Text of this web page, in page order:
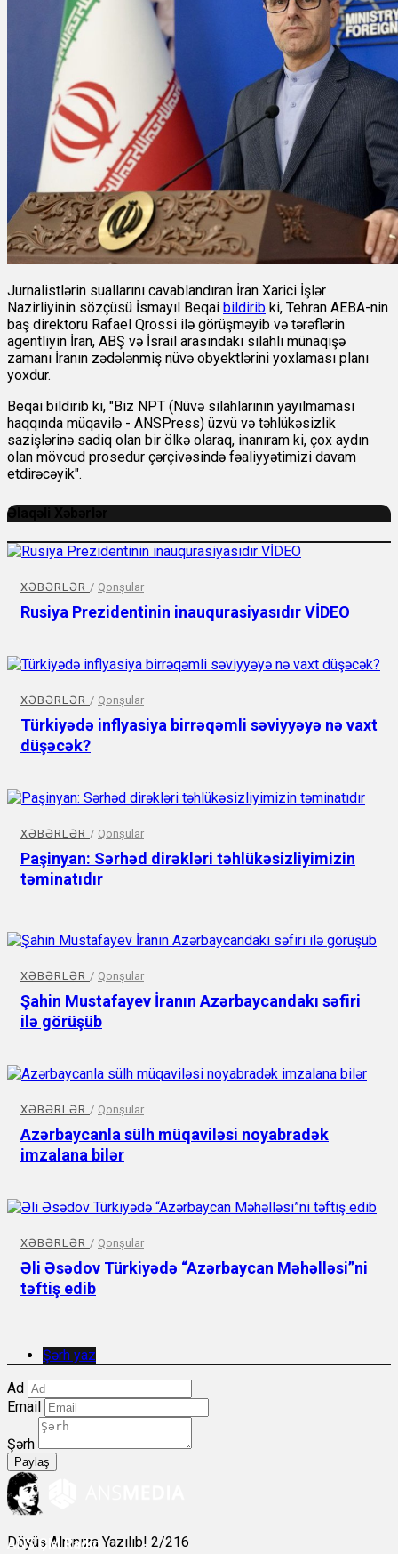
Jurnalistlərin suallarını cavablandıran İran Xarici İşlər
Nazirliyinin sözçüsü İsmayıl Beqai bildirib ki, Tehran AEBA-nin
baş direktoru Rafael Qrossi ilə görüşməyib və tərəflərin
agentliyin İran, ABŞ və İsrail arasındakı silahlı münaqişə
zamanı İranın zədələnmiş nüvə obyektlərini yoxlaması planı
yoxdur.
Beqai bildirib ki, "Biz NPT (Nüvə silahlarının yayılmaması
haqqında müqavilə - ANSPress) üzvü və təhlükəsizlik
sazişlərinə sadiq olan bir ölkə olaraq, inanıram ki, çox aydın
olan mövcud prosedur çərçivəsində fəaliyyətimizi davam
etdirəcəyik".
Əlaqəli Xəbərlər
XƏBƏRLƏR / Qonşular
Rusiya Prezidentinin inauqurasiyasıdır VİDEO
XƏBƏRLƏR / Qonşular
Türkiyədə inflyasiya birrəqəmli səviyyəyə nə vaxt
düşəcək?
XƏBƏRLƏR / Qonşular
Paşinyan: Sərhəd dirəkləri təhlükəsizliyimizin
təminatıdır
XƏBƏRLƏR / Qonşular
Şahin Mustafayev İranın Azərbaycandakı səfiri
ilə görüşüb
XƏBƏRLƏR / Qonşular
Azərbaycanla sülh müqaviləsi noyabradək
imzalana bilər
XƏBƏRLƏR / Qonşular
Əli Əsədov Türkiyədə “Azərbaycan Məhəlləsi”ni
təftiş edib
Şərh yaz
Ad
Email
Şərh
Paylaş
Döyüş Alnınıza Yazılıb! 2/216
ANSÇM Radio